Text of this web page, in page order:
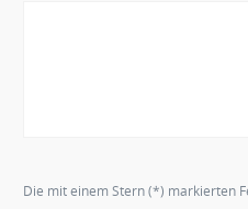
Die mit einem Stern (*) markierten